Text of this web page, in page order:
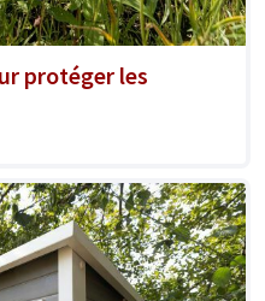
protéger les